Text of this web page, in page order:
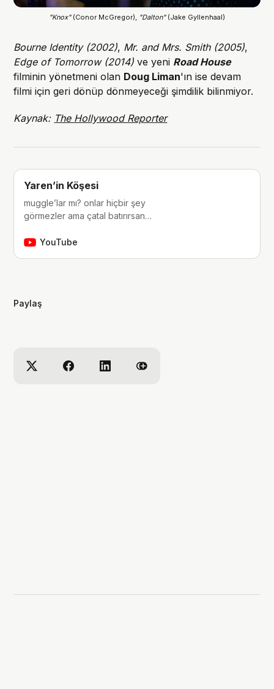
"Knox" (Conor McGregor), "Dalton" (Jake Gyllenhaal)
Bourne Identity (2002), Mr. and Mrs. Smith (2005),
Edge of Tomorrow (2014) ve yeni Road House
filminin yönetmeni olan Doug Liman'ın ise devam
filmi için geri dönüp dönmeyeceği şimdilik bilinmiyor.
Kaynak: The Hollywood Reporter
Yaren’in Köşesi
muggle’lar mı? onlar hiçbir şey
görmezler ama çatal batırırsan
çocukluğumdan beri tutkunu olduğum
de bana eşlik etmek isterseniz,
YouTube
Paylaş